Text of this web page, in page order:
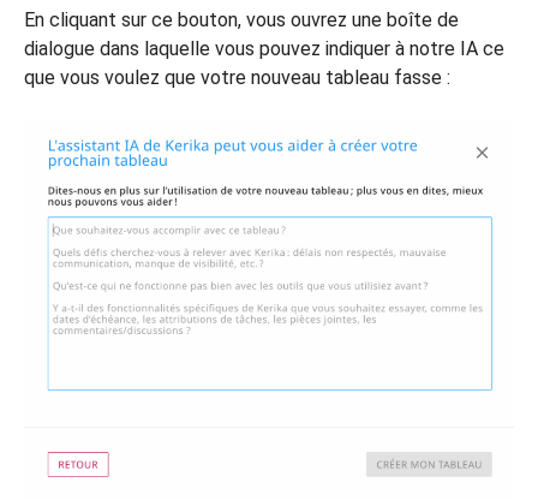
En cliquant sur ce bouton, vous ouvrez une boîte de
dialogue dans laquelle vous pouvez indiquer à notre IA ce
que vous voulez que votre nouveau tableau fasse :